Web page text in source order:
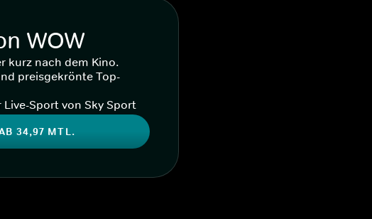
WOW
kurz nach dem Kino.
preisgekrönte Top-
Sport von Sky Sport
34,97 MTL.